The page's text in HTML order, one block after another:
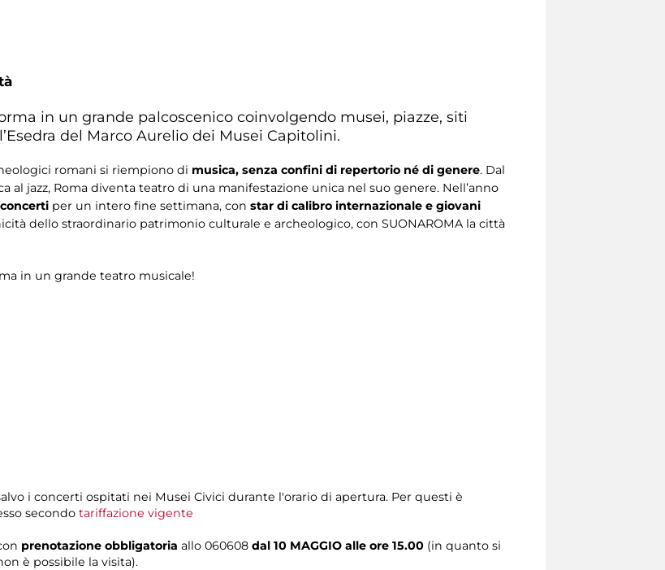
in un grande palcoscenico coinvolgendo musei, piazze, siti
del Marco Aurelio dei Musei Capitolini.
romani si riempiono di musica, senza confini di repertorio né di genere. Dal
al jazz, Roma diventa teatro di una manifestazione unica nel suo genere. Nell’anno
concerti per un intero fine settimana, con star di calibro internazionale e giovani
dello straordinario patrimonio culturale e archeologico, con SUONAROMA la città
in un grande teatro musicale!
i concerti ospitati nei Musei Civici durante l'orario di apertura. Per questi è
secondo tariffazione vigente
prenotazione obbligatoria allo 060608 dal 10 MAGGIO alle ore 15.00 (in quanto si
è possibile la visita).